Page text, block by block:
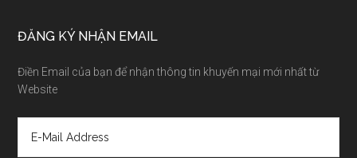
ĐĂNG KÝ NHẬN EMAIL
Điền Email của bạn để nhận thông tin khuyến mại mới nhất từ
Website